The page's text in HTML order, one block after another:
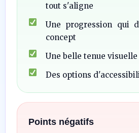
tout s'aligne
Une progression qui
concept
Une belle tenue
Des options
Points négatifs